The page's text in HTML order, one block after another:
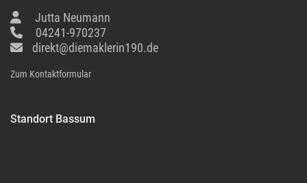
Jutta Neumann
04241-970237
direkt@diemaklerin190.de
Zum Kontaktformular
Standort Bassum